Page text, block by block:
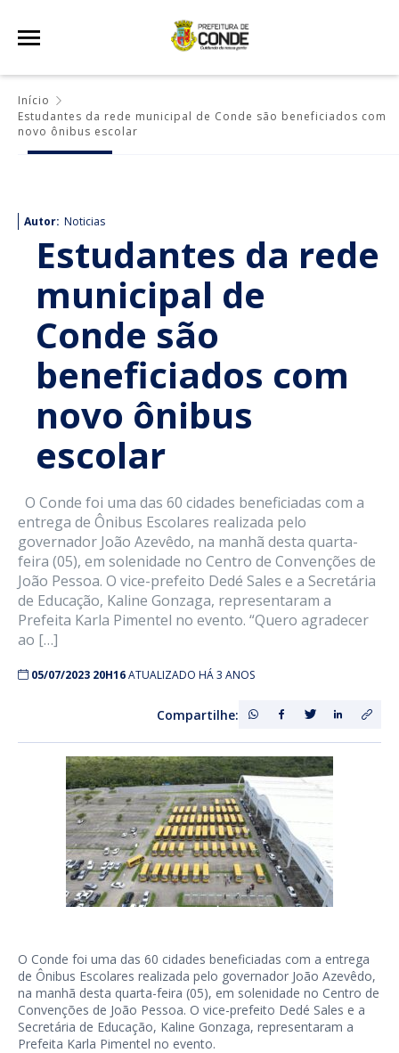
Início
Estudantes da rede municipal de Conde são beneficiados com
novo ônibus escolar
Autor: Noticias
Estudantes da rede
municipal de
Conde são
beneficiados com
novo ônibus
escolar
O Conde foi uma das 60 cidades beneficiadas com a
entrega de Ônibus Escolares realizada pelo
governador João Azevêdo, na manhã desta quarta-
feira (05), em solenidade no Centro de Convenções de
João Pessoa. O vice-prefeito Dedé Sales e a Secretária
de Educação, Kaline Gonzaga, representaram a
Prefeita Karla Pimentel no evento. “Quero agradecer
ao […]
05/07/2023 20H16ATUALIZADO HÁ 3 ANOS
Compartilhe:
O Conde foi uma das 60 cidades beneficiadas com a entrega
de Ônibus Escolares realizada pelo governador João Azevêdo,
na manhã desta quarta-feira (05), em solenidade no Centro de
Convenções de João Pessoa. O vice-prefeito Dedé Sales e a
Secretária de Educação, Kaline Gonzaga, representaram a
Prefeita Karla Pimentel no evento.